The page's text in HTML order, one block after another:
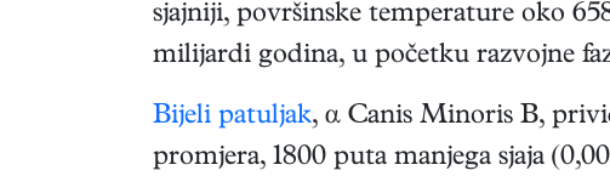
sjajniji, površinske temperature oko
milijardi godina, u početku razvojne
Bijeli patuljak, α Canis Minoris B,
promjera, 1800 puta manjega sjaja